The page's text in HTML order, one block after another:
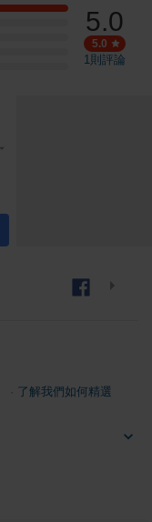
5.0
5.0
1則評論
了解我們如何精選